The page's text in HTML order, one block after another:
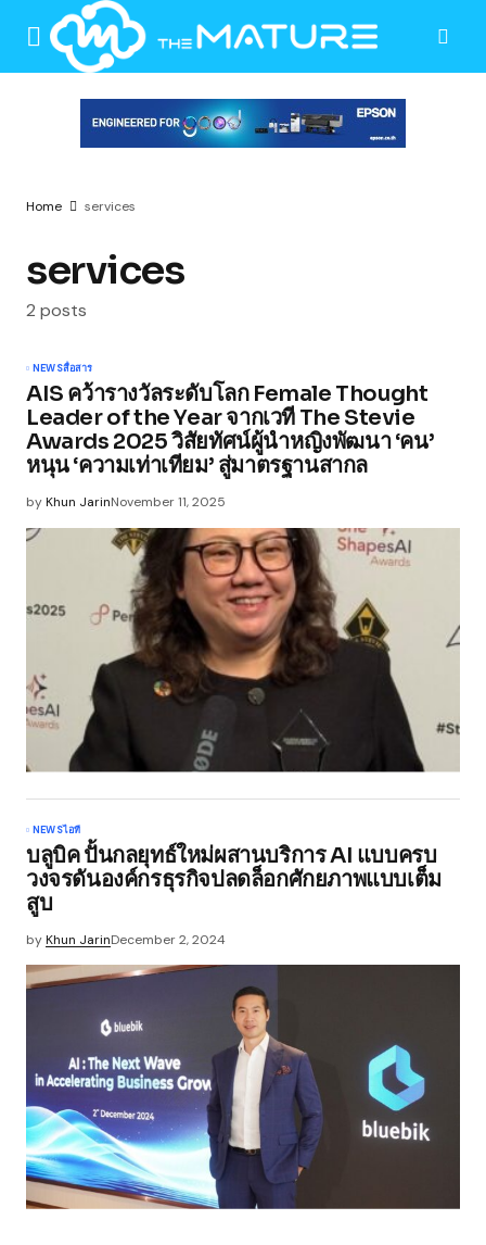
Home services
services
2 posts
NEWSสื่อสาร
AIS คว้ารางวัลระดับโลก Female Thought
Leader of the Year จากเวที The Stevie
Awards 2025 วิสัยทัศน์ผู้นำหญิงพัฒนา ‘คน’
หนุน ‘ความเท่าเทียม’ สู่มาตรฐานสากล
byKhun JarinNovember 11, 2025
NEWSไอที
บลูบิค ปั้นกลยุทธ์ใหม่ผสานบริการ AI แบบครบ
วงจรดันองค์กรธุรกิจปลดล็อกศักยภาพแบบเต็ม
สูบ
byKhun JarinDecember 2, 2024